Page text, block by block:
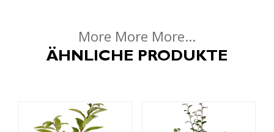
More More More...
ÄHNLICHE PRODUKTE